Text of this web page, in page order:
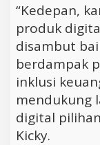
“Kedepan,
produk
disambut
berdampak
inklusi
mendukung
digital
Kicky.